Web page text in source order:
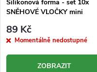
Silikonová forma - set 10x
SNĚHOVÉ VLOČKY mini
89 Kč
Momentálně nedostupné
ZOBRAZIT